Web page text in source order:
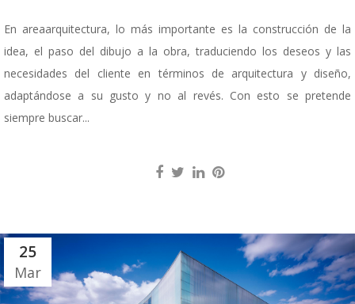
En areaarquitectura, lo más importante es la construcción de la
idea, el paso del dibujo a la obra, traduciendo los deseos y las
necesidades del cliente en términos de arquitectura y diseño,
adaptándose a su gusto y no al revés. Con esto se pretende
siempre buscar...
25
Mar